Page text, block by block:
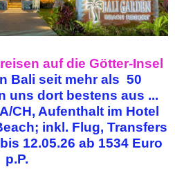
auf die Götter-Insel
Bali seit mehr als 50
uns dort bestens aus ...
CH, Aufenthalt im Hotel
inkl. Flug, Transfers
12.05.26 ab 1534 Euro
p.P.